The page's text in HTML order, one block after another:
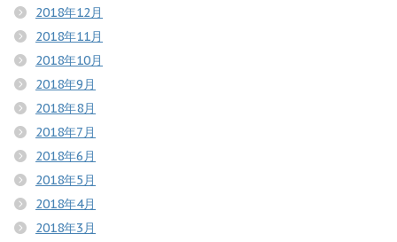
2018年12月
2018年11月
2018年10月
2018年9月
2018年8月
2018年7月
2018年6月
2018年5月
2018年4月
2018年3月